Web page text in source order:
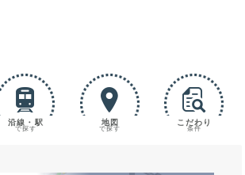
沿線・駅
で探す
地図
で探す
こだわり
条件